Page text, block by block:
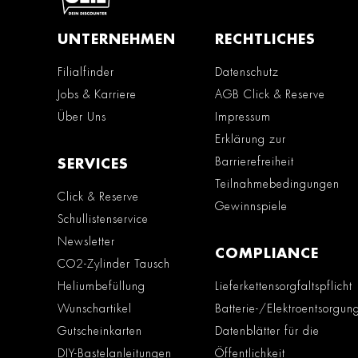
UNTERNEHMEN
Filialfinder
Jobs & Karriere
Über Uns
SERVICES
Click & Reserve
Schullistenservice
Newsletter
CO2-Zylinder Tausch
Heliumbefüllung
Wunschartikel
Gutscheinkarten
DIY-Bastelanleitungen
RECHTLICHES
Datenschutz
AGB Click & Reserve
Impressum
Erklärung zur
Barrierefreiheit
Teilnahmebedingungen
Gewinnspiele
COMPLIANCE
Lieferkettensorgfaltspflicht
Batterie-/Elektroentsorgung
Datenblätter für die
Öffentlichkeit